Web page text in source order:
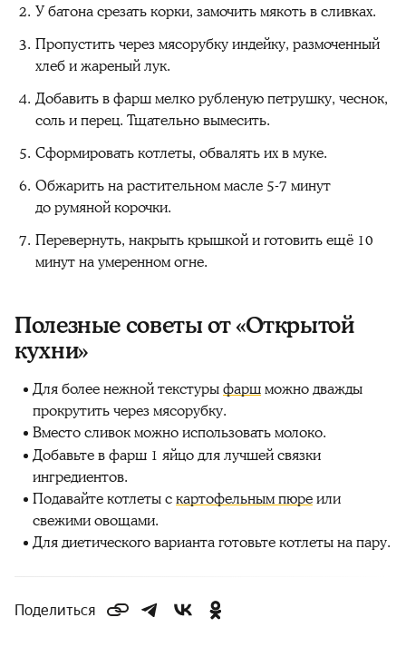
У батона срезать корки, замочить мякоть в сливках.
Пропустить через мясорубку индейку, размоченный
хлеб и жареный лук.
Добавить в фарш мелко рубленую петрушку, чеснок,
соль и перец. Тщательно вымесить.
Сформировать котлеты, обвалять их в муке.
Обжарить на растительном масле 5-7 минут
до румяной корочки.
Перевернуть, накрыть крышкой и готовить ещё 10
минут на умеренном огне.
Полезные советы от «Открытой
кухни»
Для более нежной текстурыфаршможно дважды
прокрутить через мясорубку.
Вместо сливок можно использовать молоко.
Добавьте в фарш 1 яйцо для лучшей связки
ингредиентов.
Подавайте котлеты скартофельным пюреили
свежими овощами.
Для диетического варианта готовьте котлеты на пару.
Поделиться